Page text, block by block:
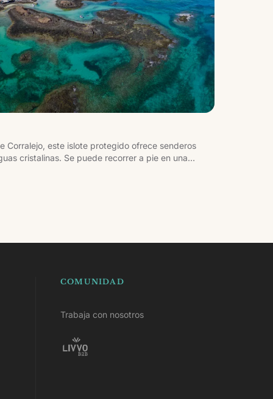
Corralejo, este islote protegido ofrece senderos
cristalinas. Se puede recorrer a pie en una
COMUNIDAD
Trabaja con nosotros